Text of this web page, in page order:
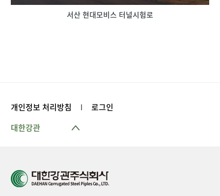
서산 현대모비스 터널시험로
개인정보 처리방침 로그인
대한강관